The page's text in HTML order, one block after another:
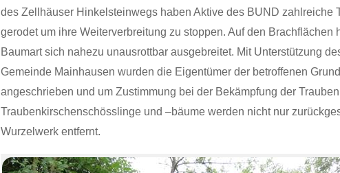
des Zellhäuser Hinkelsteinwegs haben Aktive des BUND zahlreiche
gerodet um ihre Weiterverbreitung zu stoppen. Auf den Brachflächen
Baumart sich nahezu unausrottbar ausgebreitet. Mit Unterstützung
Gemeinde Mainhausen wurden die Eigentümer der betroffenen
angeschrieben und um Zustimmung bei der Bekämpfung der
Traubenkirschenschösslinge und –bäume werden nicht nur
Wurzelwerk entfernt.